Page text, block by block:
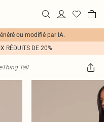
ou modifié par IA.
RÉDUITS DE 20%
Tall